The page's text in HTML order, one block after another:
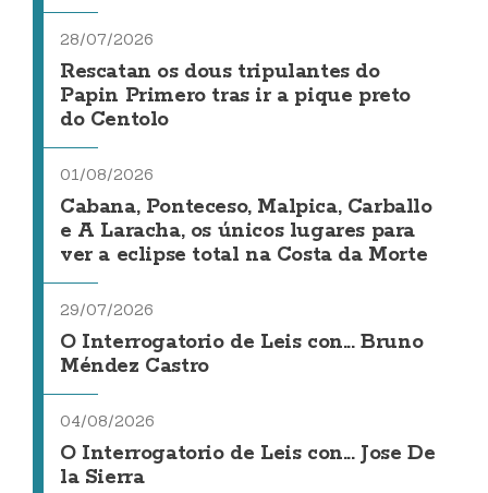
28/07/2026
Rescatan os dous tripulantes do
Papin Primero tras ir a pique preto
do Centolo
01/08/2026
Cabana, Ponteceso, Malpica, Carballo
e A Laracha, os únicos lugares para
ver a eclipse total na Costa da Morte
29/07/2026
O Interrogatorio de Leis con... Bruno
Méndez Castro
04/08/2026
O Interrogatorio de Leis con... Jose De
la Sierra